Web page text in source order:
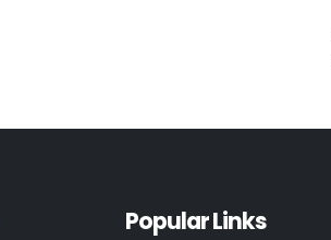
Popular Links